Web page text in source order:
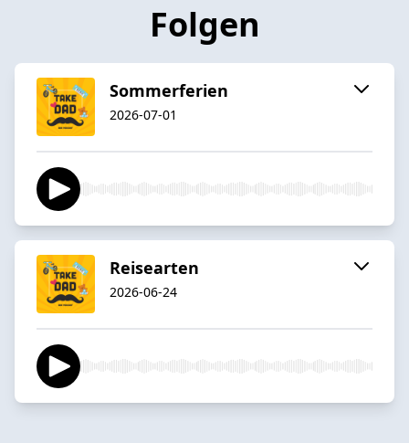
Folgen
Sommerferien
2026-07-01
Reisearten
2026-06-24